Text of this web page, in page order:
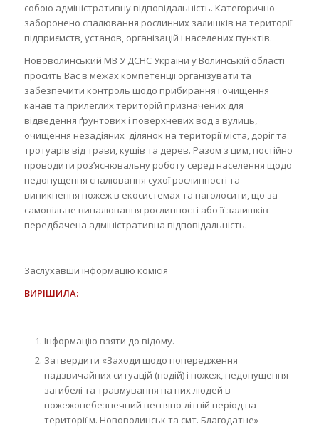
собою адміністративну відповідальність. Категорично
заборонено спалювання рослинних залишків на території
підприємств, установ, організацій і населених пунктів.
Нововолинський МВ У ДСНС України у Волинській області
просить Вас в межах компетенції організувати та
забезпечити контроль щодо прибирання і очищення
канав та прилеглих територій призначених для
відведення ґрунтових і поверхневих вод з вулиць,
очищення незадіяних ділянок на території міста, доріг та
тротуарів від трави, кущів та дерев. Разом з цим, постійно
проводити роз’яснювальну роботу серед населення щодо
недопущення спалювання сухої рослинності та
виникнення пожеж в екосистемах та наголосити, що за
самовільне випалювання рослинності або її залишків
передбачена адміністративна відповідальність.
Заслухавши інформацію комісія
ВИРІШИЛА:
Інформацію взяти до відому.
Затвердити «Заходи щодо попередження
надзвичайних ситуацій (подій) і пожеж, недопущення
загибелі та травмування на них людей в
пожежонебезпечний весняно-літній період на
території м. Нововолинськ та смт. Благодатне»